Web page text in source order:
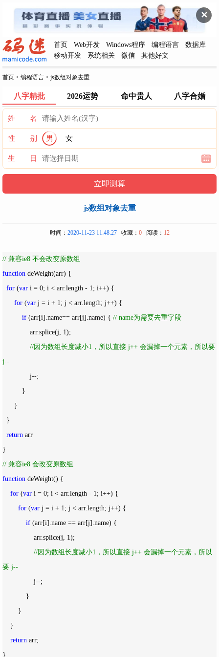
✕
首页 Web开发 Windows程序 编程语言
数据库
移动开发
系统相关 微信 其他好文
首页 > 编程语言 > js数组对象去重
八字精批 2026运势 命中贵人 八字合婚
姓 名
性 别 男 女
生 日
js数组对象去重
时间： 2020-11-23 11:48:27收藏： 0阅读： 12
// 兼容ie8 不会改变原数组
function deWeight(arr) {
for (var i = 0; i < arr.length - 1; i++) {
for (var j = i + 1; j < arr.length; j++) {
if (arr[i].name== arr[j].name) { // name为需要去重字段
              arr.splice(j, 1
);
// 因为数组长度减小1，所以直接 j++ 会漏掉一个元素，所以要
j--
              j--
;
return arr
}
// 兼容ie8 会改变原数组
function deWeight() {
for (var i = 0; i < arr.length - 1; i++) {
for (var j = i + 1; j < arr.length; j++) {
if (arr[i].name == arr[j].name) {
                arr.splice(j,
1 );
// 因为数组长度减小1，所以直接 j++ 会漏掉一个元素，所以
要 j--
                j--
;
return arr;
}